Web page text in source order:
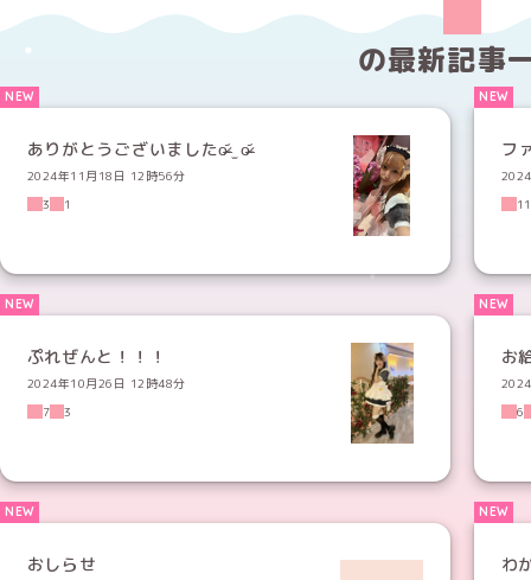
の最新記事
ありがとうございましたo̴̶̷᷄ ̫ o̴̶̷᷄
2024年11月18日 12時56分
3
1
フ
11
ぷれぜんと！！！
2024年10月26日 12時48分
7
3
お
6
おしらせ わ